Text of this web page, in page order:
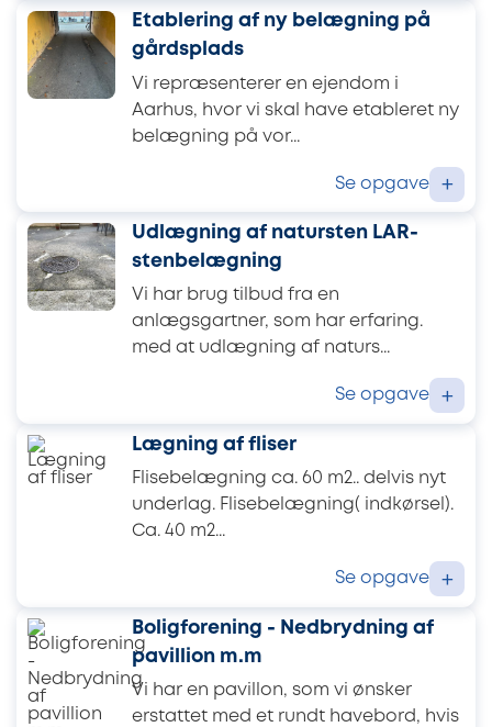
Etablering af ny belægning på
gårdsplads
Vi repræsenterer en ejendom i
Aarhus, hvor vi skal have etableret ny
belægning på vor...
Se opgave +
Udlægning af natursten LAR-
stenbelægning
Vi har brug tilbud fra en
anlægsgartner, som har erfaring.
med at udlægning af naturs...
Se opgave +
Lægning af fliser
Flisebelægning ca. 60 m2.. delvis nyt
underlag. Flisebelægning( indkørsel).
Ca. 40 m2...
Se opgave +
Boligforening - Nedbrydning af
pavillion m.m
Vi har en pavillon, som vi ønsker
erstattet med et rundt havebord, hvis